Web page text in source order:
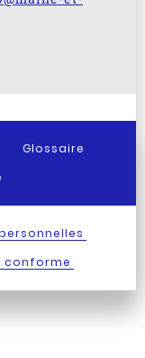
Glossaire
conforme